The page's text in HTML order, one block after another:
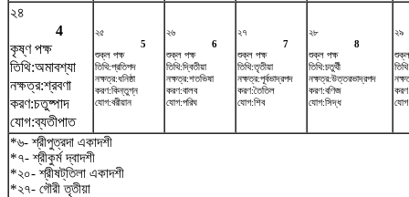
২৪
4
কৃষ্ণ পক্ষ
তিথি:অমাবশ্যা
নক্ষত্র:শ্রবণা
করণ:চতুষ্পাদ
যোগ:ব্যতীপাত
২৫
5
শুক্ল পক্ষ
তিথি:প্রতিপদ
নক্ষত্র:ধনিষ্ঠা
করণ:কিন্তুগ্ন
যোগ:বরীয়ান
২৬
6
শুক্ল পক্ষ
তিথি:দ্বিতীয়া
নক্ষত্র:শতভিষ‌া
করণ:বালব
যোগ:পরিঘ
২৭
7
শুক্ল পক্ষ
তিথি:তৃতীয়া
নক্ষত্র:পূর্বভাদ্রপদ
করণ:তৈতিল
যোগ:শিব
২৮
8
শুক্ল পক্ষ
তিথি:চতুর্থী
নক্ষত্র:উত্তরভাদ্রপদ
করণ:বণিজ
যোগ:সিদ্ধ
২৯
*৬- শ্রীপুত্রদা একাদশী
*৭- শ্রীকুর্ম দ্বাদশী
*২০- শ্রীষট্‌তিলা একাদশী
*২৭- গৌরী তৃতীয়া